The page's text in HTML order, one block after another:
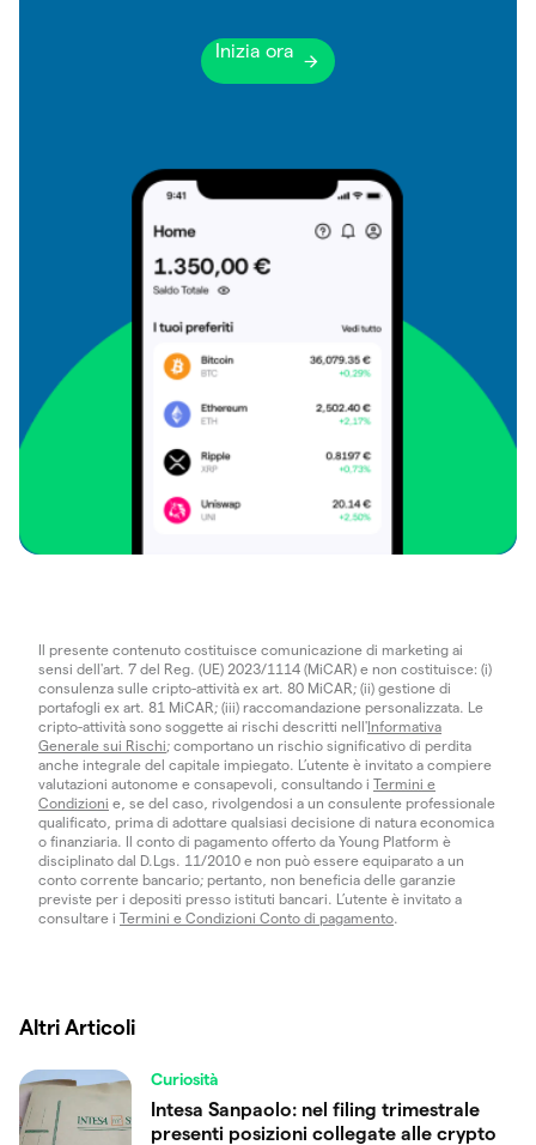
Inizia ora
Il presente contenuto costituisce comunicazione di marketing ai
sensi dell'art. 7 del Reg. (UE) 2023/1114 (MiCAR) e non costituisce: (i)
consulenza sulle cripto-attività ex art. 80 MiCAR; (ii) gestione di
portafogli ex art. 81 MiCAR; (iii) raccomandazione personalizzata. Le
cripto-attività sono soggette ai rischi descritti nell'Informativa
Generale sui Rischi; comportano un rischio significativo di perdita
anche integrale del capitale impiegato. L’utente è invitato a compiere
valutazioni autonome e consapevoli, consultando i Termini e
Condizioni e, se del caso, rivolgendosi a un consulente professionale
qualificato, prima di adottare qualsiasi decisione di natura economica
o finanziaria. Il conto di pagamento offerto da Young Platform è
disciplinato dal D.Lgs. 11/2010 e non può essere equiparato a un
conto corrente bancario; pertanto, non beneficia delle garanzie
previste per i depositi presso istituti bancari. L’utente è invitato a
consultare i Termini e Condizioni Conto di pagamento
Altri Articoli
Curiosità
Intesa Sanpaolo: nel filing trimestrale
presenti posizioni collegate alle crypto